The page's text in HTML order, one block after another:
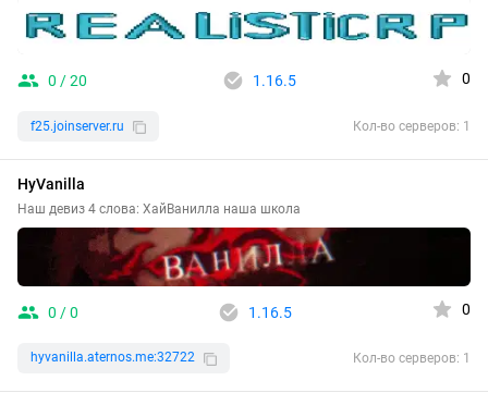
0 / 20 1.16.5 0
f25.joinserver.ru Кол-во серверов: 1
HyVanilla
Наш девиз 4 слова: ХайВанилла наша школа
0 / 0 1.16.5 0
hyvanilla.aternos.me:32722 Кол-во серверов: 1